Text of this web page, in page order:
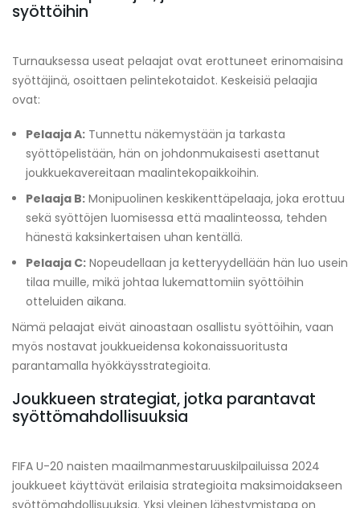
syöttöihin
Turnauksessa useat pelaajat ovat erottuneet erinomaisina
syöttäjinä, osoittaen pelintekotaidot. Keskeisiä pelaajia
ovat:
Pelaaja A: Tunnettu näkemystään ja tarkasta
syöttöpelistään, hän on johdonmukaisesti asettanut
joukkuekavereitaan maalintekopaikkoihin.
Pelaaja B: Monipuolinen keskikenttäpelaaja, joka erottuu
sekä syöttöjen luomisessa että maalinteossa, tehden
hänestä kaksinkertaisen uhan kentällä.
Pelaaja C: Nopeudellaan ja ketteryydellään hän luo usein
tilaa muille, mikä johtaa lukemattomiin syöttöihin
otteluiden aikana.
Nämä pelaajat eivät ainoastaan osallistu syöttöihin, vaan
myös nostavat joukkueidensa kokonaissuoritusta
parantamalla hyökkäysstrategioita.
Joukkueen strategiat, jotka parantavat
syöttömahdollisuuksia
FIFA U-20 naisten maailmanmestaruuskilpailuissa 2024
joukkueet käyttävät erilaisia strategioita maksimoidakseen